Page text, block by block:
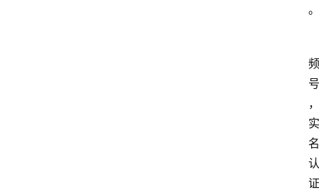
。
频
号
，
实
名
认
证